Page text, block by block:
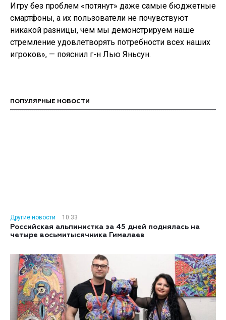
Игру без проблем «потянут» даже самые бюджетные
смартфоны, а их пользователи не почувствуют
никакой разницы, чем мы демонстрируем наше
стремление удовлетворять потребности всех наших
игроков», — пояснил г-н Лью Яньсун.
ПОПУЛЯРНЫЕ НОВОСТИ
Другие новости
10:33
Российская альпинистка за 45 дней поднялась на
четыре восьмитысячника Гималаев